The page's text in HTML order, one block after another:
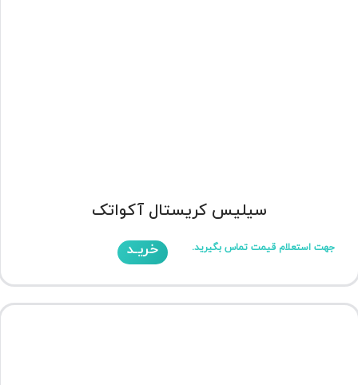
سیلیس کریستال آکواتک
جهت استعلام قیمت تماس بگیرید. خریـد